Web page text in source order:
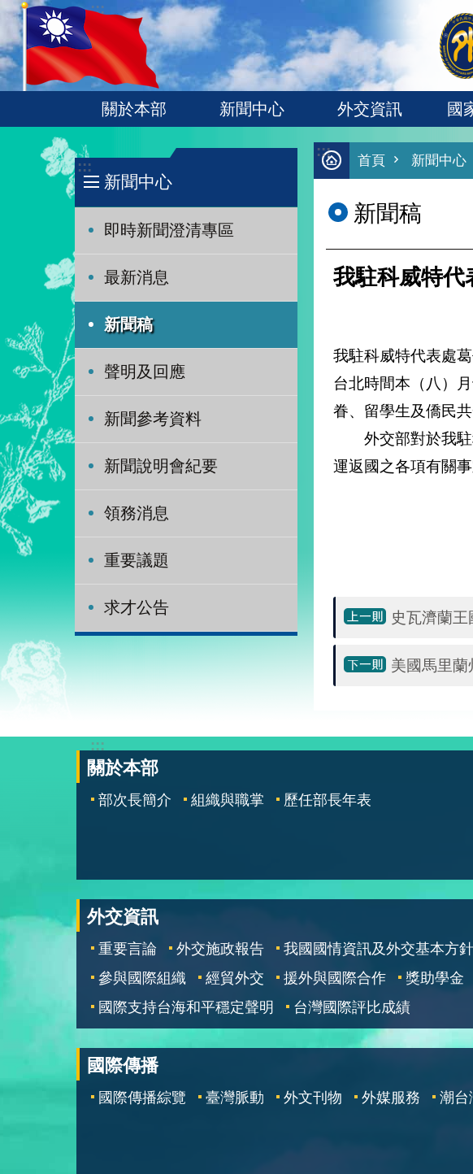
跳到主要內容區塊
:::
關於本部 新聞中心 外交資訊 國
:::
新聞中心
即時新聞澄清專區
最新消息
新聞稿
聲明及回應
新聞參考資料
新聞說明會紀要
領務消息
重要議題
求才公告
:::
首頁 新聞中心
新聞稿
我駐科威特代
我駐科威特代表處
台北時間本（八）
眷、留學生及僑民
外交部對於我駐
運返國之各項有關事
史瓦濟蘭
美國馬里
:::
關於本部
部次長簡介 組織與職掌 歷任部長年表
外交資訊
重要言論 外交施政報告
我國國情資訊及外交基本方針
參與國際組織
經貿外交 援外與國際合作
獎助學金
國際支持台海和平穩定聲明
台灣國際評比成績
國際傳播
國際傳播綜覽 臺灣脈動 外文刊物 外媒服務 潮台